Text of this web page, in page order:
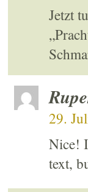
Jetzt
29.
Nice!
text,